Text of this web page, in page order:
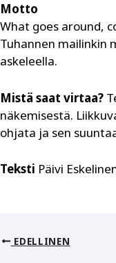
Motto
What goes around,
Tuhannen mailinkin
askeleella.
Mistä saat virtaa?
näkemisestä.
ohjata ja sen
Teksti Päivi
EDELLINEN